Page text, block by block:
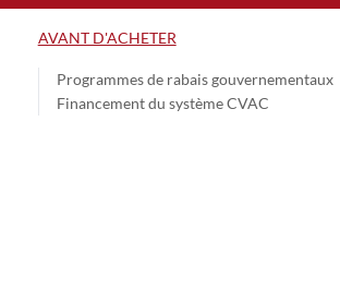
AVANT D'ACHETER
Programmes de rabais gouvernementaux
Financement du système CVAC